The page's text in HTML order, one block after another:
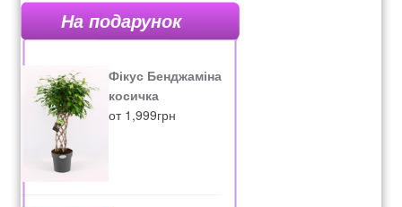
На подарунок
Фікус Бенджаміна
косичка
от 1,999грн